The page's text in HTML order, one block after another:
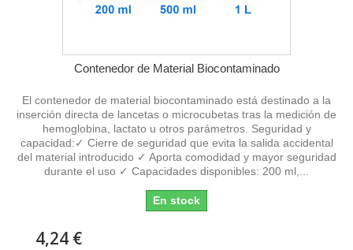
Contenedor de Material Biocontaminado
El contenedor de material biocontaminado está destinado a la
inserción directa de lancetas o microcubetas tras la medición de
hemoglobina, lactato u otros parámetros. Seguridad y
capacidad:✓ Cierre de seguridad que evita la salida accidental
del material introducido ✓ Aporta comodidad y mayor seguridad
durante el uso ✓ Capacidades disponibles: 200 ml,...
En stock
4,24 €